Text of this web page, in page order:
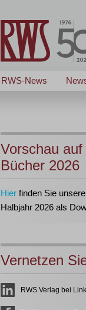
RWS-News
Vorschau
Bücher 2026
Hier finden Sie
Halbjahr 2026 als
Vernetzen
RWS Verlag bei